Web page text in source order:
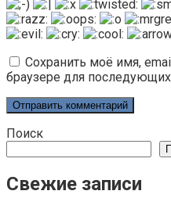
Сохранить моё имя,
браузере для
Поиск
Свежие записи